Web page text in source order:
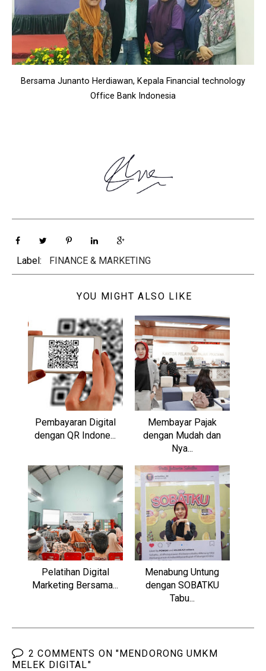
Bersama Junanto Herdiawan, Kepala Financial technology
Office Bank Indonesia
Label: FINANCE & MARKETING
YOU MIGHT ALSO LIKE
Pembayaran Digital
dengan QR Indone...
Membayar Pajak
dengan Mudah dan
Nya...
Pelatihan Digital
Marketing Bersama...
Menabung Untung
dengan SOBATKU
Tabu...
2 COMMENTS ON "MENDORONG UMKM
MELEK DIGITAL"